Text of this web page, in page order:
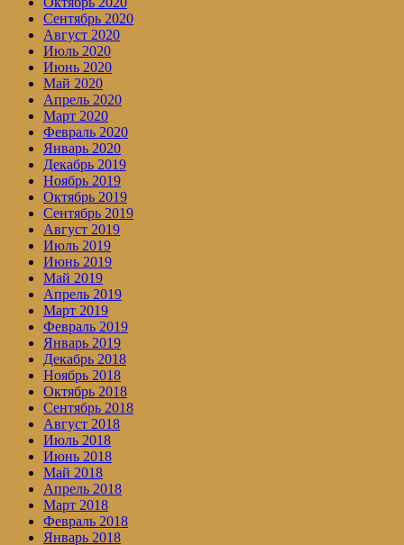
Сентябрь 2020
Август 2020
Июль 2020
Июнь 2020
Май 2020
Апрель 2020
Март 2020
Февраль 2020
Январь 2020
Декабрь 2019
Ноябрь 2019
Октябрь 2019
Сентябрь 2019
Август 2019
Июль 2019
Июнь 2019
Май 2019
Апрель 2019
Март 2019
Февраль 2019
Январь 2019
Декабрь 2018
Ноябрь 2018
Октябрь 2018
Сентябрь 2018
Август 2018
Июль 2018
Июнь 2018
Май 2018
Апрель 2018
Март 2018
Февраль 2018
Январь 2018